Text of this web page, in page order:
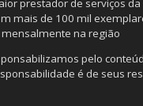
prestador de serviços da
mais de 100 mil
na região
pelo
é de seus